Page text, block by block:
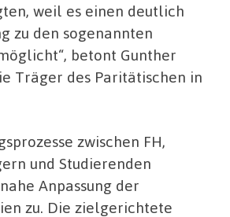
weil es einen deutlich
zu den sogenannten
betont Gunther
Träger des Paritätischen in
zwischen FH,
und Studierenden
Anpassung der
zu. Die zielgerichtete